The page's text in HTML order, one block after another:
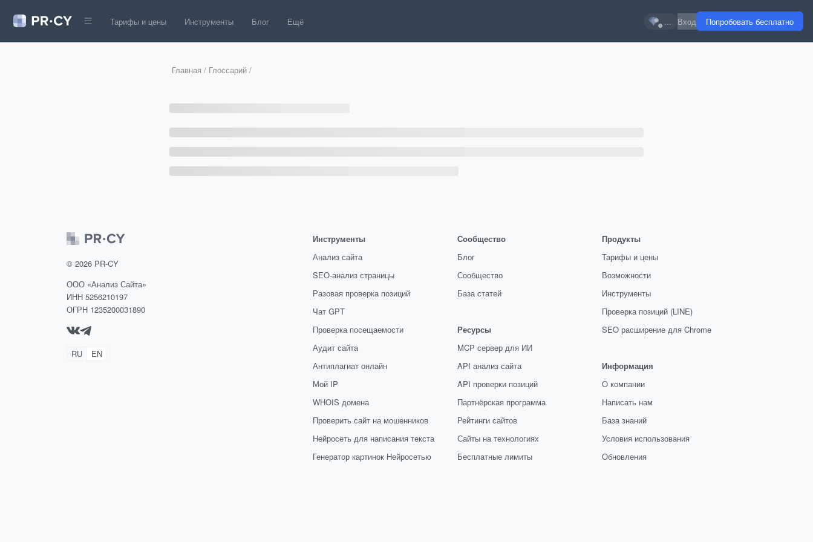
Тарифы и цены Инструменты Блог Ещё ... Вход Попробовать бесплатно
Главная / Глоссарий /
© 2026 PR-CY
ООО «Анализ Сайта»
ИНН 5256210197
ОГРН 1235200031890
RU EN
Инструменты
Анализ сайта
SEO-анализ страницы
Разовая проверка позиций
Чат GPT
Проверка посещаемости
Аудит сайта
Антиплагиат онлайн
Мой IP
WHOIS домена
Проверить сайт на мошенников
Нейросеть для написания текста
Генератор картинок Нейросетью
Сообщество
Блог
Сообщество
База статей
Ресурсы
MCP сервер для ИИ
API анализ сайта
API проверки позиций
Партнёрская программа
Рейтинги сайтов
Сайты на технологиях
Бесплатные лимиты
Продукты
Тарифы и цены
Возможности
Инструменты
Проверка позиций (LINE)
SEO расширение для Chrome
Информация
О компании
Написать нам
База знаний
Условия использования
Обновления